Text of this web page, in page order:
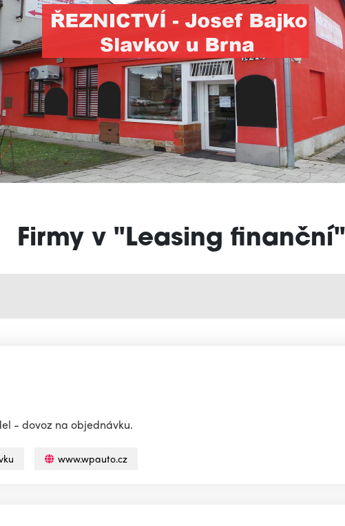
Firmy v "Leasing finanční"
- dovoz na objednávku.
www.wpauto.cz